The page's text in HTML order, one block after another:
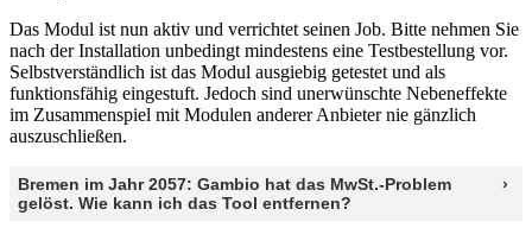
Das Modul ist nun aktiv und verrichtet seinen Job. Bitte nehmen Sie
nach der Installation unbedingt mindestens eine Testbestellung vor.
Selbstverständlich ist das Modul ausgiebig getestet und als
funktionsfähig eingestuft. Jedoch sind unerwünschte Nebeneffekte
im Zusammenspiel mit Modulen anderer Anbieter nie gänzlich
auszuschließen.
Bremen im Jahr 2057: Gambio hat das MwSt.-Problem
gelöst. Wie kann ich das Tool entfernen?